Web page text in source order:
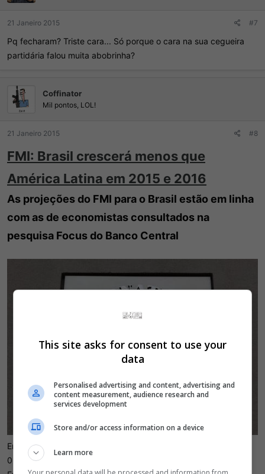
21 Janeiro 2015 #7
Pq fecharam? Triste cara... Só porque o cara na sua cegueira
partidária falou muita abobrinha?
Coffinator
Mil pontos, LOL!
21 Janeiro 2015 #8
FMI: Brasil crescerá menos que
América Latina em 2015 e 2016
As projeções do FMI para o Brasil estão em linha
com as de economistas consultados na
pesquisa Focus do Banco Central
Em relação a 2014, o FMI estima que o Brasil cresceu apenas
0,1% ante 0,3% projetados em outubro
This site asks for consent to use your
data
Personalised advertising and content, advertising and
content measurement, audience research and
services development
Store and/or access information on a device
Learn more